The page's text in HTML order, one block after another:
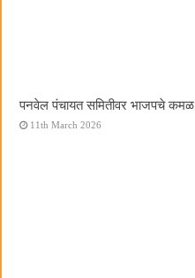
पनवेल पंचायत समितीवर भाजपचे कमळ
11th March 2026